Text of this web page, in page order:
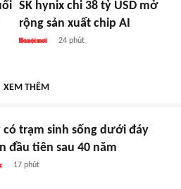
SK hynix chi 38 tỷ USD mở
rộng sản xuất chip AI
24 phút
XEM THÊM
có trạm sinh sống dưới đáy
đầu tiên sau 40 năm
17 phút